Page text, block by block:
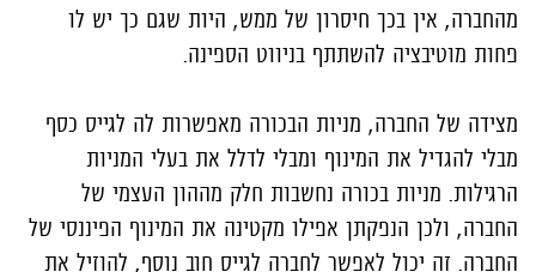
מהחברה, אין בכך חיסרון של ממש, היות שגם כך יש לו
פחות מוטיבציה להשתתף בניווט הספינה.
מצידה של החברה, מניות הבכורה מאפשרות לה לגייס כסף
מבלי להגדיל את המינוף ומבלי לדלל את בעלי המניות
הרגילות. מניות בכורה נחשבות חלק מההון העצמי של
החברה, ולכן הנפקתן אפילו מקטינה את המינוף הפיננסי של
החברה. זה יכול לאפשר לחברה לגייס חוב נוסף, להוזיל את